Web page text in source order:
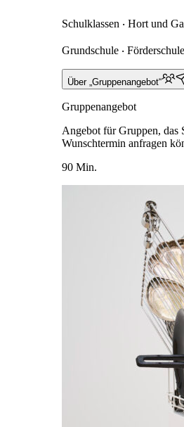
Schulklassen ‧ Hort und
Grundschule ‧ Förderschule
Über „Gruppenangebot“
Gruppenangebot
Angebot für Gruppen, das
Wunschtermin anfragen
90 Min.